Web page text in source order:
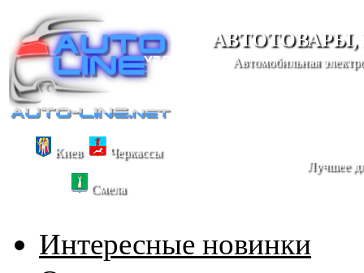
Автомобильная
Киев Черкассы
Смела
Лучшее
Интересные новинки